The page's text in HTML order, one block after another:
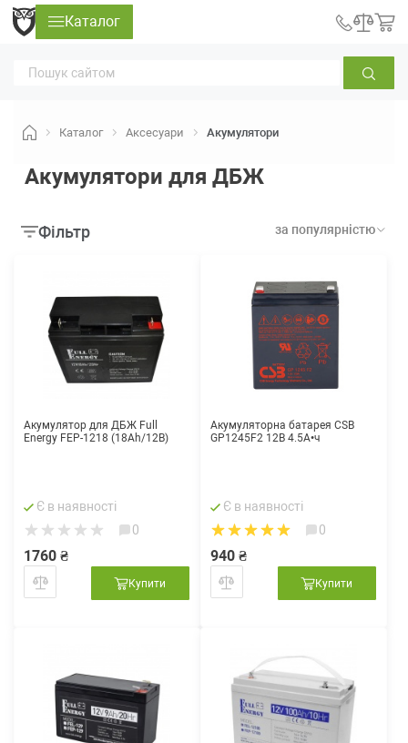
Каталог
Каталог Аксесуари Акумулятори
Акумулятори для ДБЖ
Фільтр за популярністю
Акумулятор для ДБЖ Full
Energy FEP-1218 (18Ah/12В)
Є в наявності
0
1760 ₴
Купити
Акумуляторна батарея CSB
GP1245F2 12В 4.5А•ч
Є в наявності
0
940 ₴
Купити